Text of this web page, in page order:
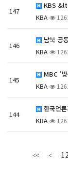
147
KBS
KBA
146
남북 공
KBA
145
MBC '
KBA
144
한국언
KBA